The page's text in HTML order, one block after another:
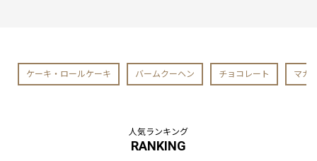
ケーキ・ロールケーキ バームクーヘン チョコレート マカ
人気ランキング
RANKING